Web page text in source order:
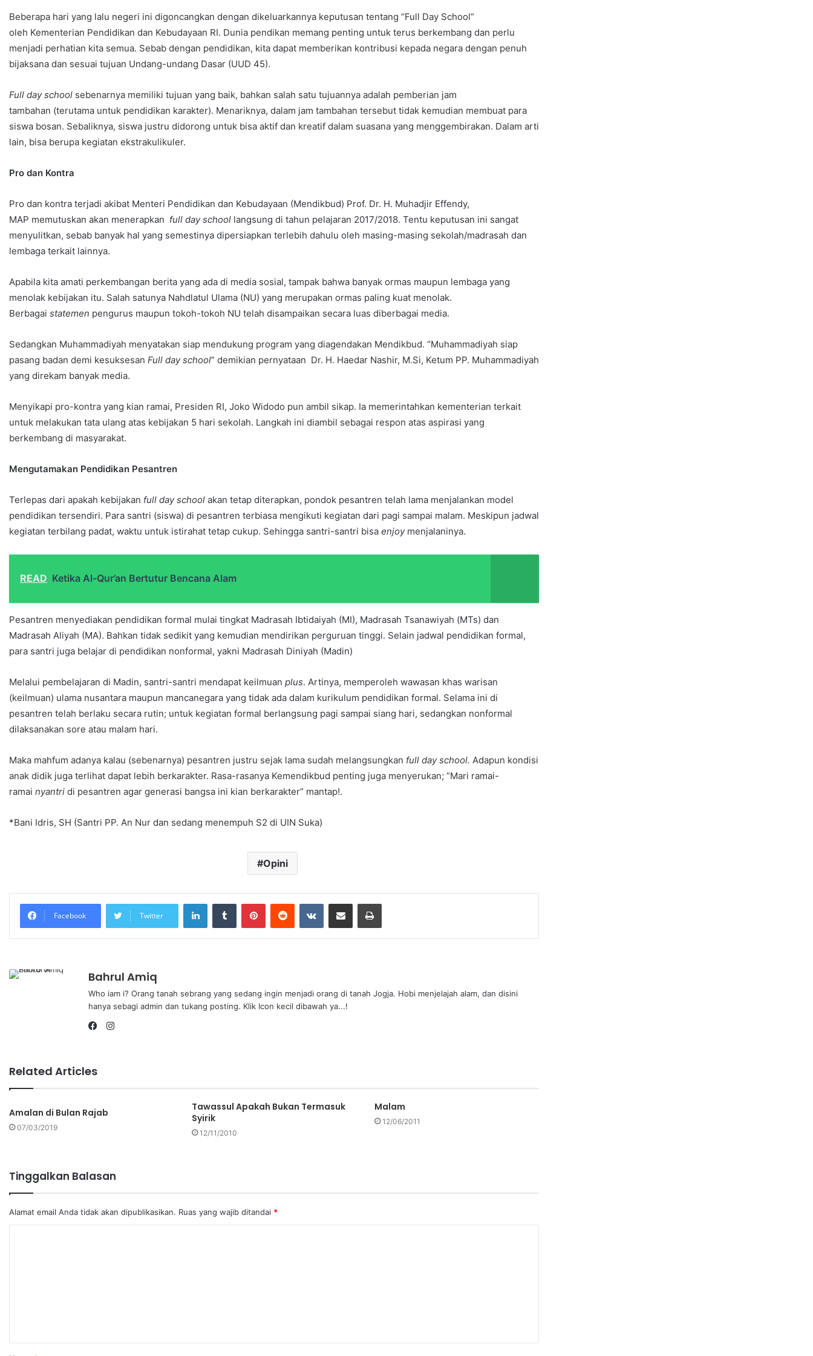
Beberapa hari yang lalu negeri ini digoncangkan dengan dikeluarkannya keputusan tentang “Full Day School”
oleh Kementerian Pendidikan dan Kebudayaan RI. Dunia pendikan memang penting untuk terus berkembang dan perlu
menjadi perhatian kita semua. Sebab dengan pendidikan, kita dapat memberikan kontribusi kepada negara dengan penuh
bijaksana dan sesuai tujuan Undang-undang Dasar (UUD 45).
Full day school sebenarnya memiliki tujuan yang baik, bahkan salah satu tujuannya adalah pemberian jam
tambahan (terutama untuk pendidikan karakter). Menariknya, dalam jam tambahan tersebut tidak kemudian membuat para
siswa bosan. Sebaliknya, siswa justru didorong untuk bisa aktif dan kreatif dalam suasana yang menggembirakan. Dalam arti
lain, bisa berupa kegiatan ekstrakulikuler.
Pro dan Kontra
Pro dan kontra ‎terjadi akibat Menteri Pendidikan dan Kebudayaan (Mendikbud) Prof. Dr. H. Muhadjir Effendy,
MAP memutuskan akan menerapkan full day school langsung di tahun pelajaran 2017/2018. Tentu keputusan ini sangat
menyulitkan, sebab banyak hal yang semestinya dipersiapkan terlebih dahulu oleh masing-masing sekolah/madrasah dan
lembaga terkait lainnya.
Apabila kita amati perkembangan berita yang ada di media sosial, tampak bahwa banyak ormas maupun lembaga yang
menolak kebijakan itu. Salah satunya Nahdlatul Ulama (NU) yang merupakan ormas paling kuat menolak.
Berbagai statemen pengurus maupun tokoh-tokoh NU telah disampaikan secara luas diberbagai media.
Sedangkan Muhammadiyah menyatakan siap mendukung program yang diagendakan Mendikbud. “Muhammadiyah siap
pasang badan demi kesuksesan Full day school” demikian pernyataan Dr. H. Haedar Nashir, M.Si, Ketum PP. Muhammadiyah
yang direkam banyak media.
Menyikapi pro-kontra yang kian ramai, Presiden RI, Joko Widodo pun ambil sikap. Ia memerintahkan kementerian terkait
untuk melakukan tata ulang atas kebijakan 5 hari sekolah. Langkah ini diambil sebagai respon atas aspirasi yang
berkembang di masyarakat.
Mengutamakan Pendidikan Pesantren
Terlepas dari apakah kebijakan full day school akan tetap diterapkan, pondok pesantren telah lama menjalankan model
pendidikan tersendiri. Para santri (siswa) di pesantren terbiasa mengikuti kegiatan dari pagi sampai malam. Meskipun jadwal
kegiatan terbilang padat, waktu untuk istirahat tetap cukup. Sehingga santri-santri bisa enjoymenjalaninya.
READ Ketika Al-Qur’an Bertutur Bencana Alam
Pesantren menyediakan pendidikan formal mulai tingkat Madrasah Ibtidaiyah (MI), Madrasah Tsanawiyah (MTs) dan
Madrasah Aliyah (MA). Bahkan tidak sedikit yang kemudian mendirikan perguruan tinggi. Selain jadwal pendidikan formal,
para santri juga belajar di pendidikan nonformal, yakni Madrasah Diniyah (Madin)
Melalui pembelajaran di Madin, santri-santri mendapat keilmuan plus. Artinya, memperoleh wawasan khas warisan
(keilmuan) ulama nusantara maupun mancanegara yang tidak ada dalam kurikulum pendidikan formal. Selama ini di
pesantren telah berlaku secara rutin; untuk kegiatan formal berlangsung pagi sampai siang hari, sedangkan nonformal
dilaksanakan sore atau malam hari.
Maka mahfum adanya kalau (sebenarnya) pesantren justru sejak lama sudah melangsungkan full day school. Adapun kondisi
anak didik juga terlihat dapat lebih berkarakter. Rasa-rasanya Kemendikbud penting juga menyerukan; ”Mari ramai-
ramai nyantri di pesantren agar generasi bangsa ini kian berkarakter” mantap!.
*Bani Idris, SH (Santri PP. An Nur dan sedang menempuh S2 di UIN Suka)
Opini
Facebook Twitter
Bahrul Amiq
Who iam i? Orang tanah sebrang yang sedang ingin menjadi orang di tanah Jogja. Hobi menjelajah alam, dan disini
hanya sebagi admin dan tukang posting. Klik Icon kecil dibawah ya...!
Related Articles
Amalan di Bulan Rajab
07/03/2019
Tawassul Apakah Bukan Termasuk
Syirik
12/11/2010
Malam
12/06/2011
Tinggalkan Balasan
Alamat email Anda tidak akan dipublikasikan. Ruas yang wajib ditandai *
a